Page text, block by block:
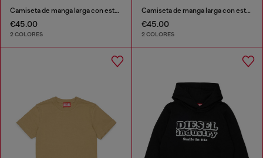
Camiseta de manga larga con estampado Diesel Industry
€45.00
2 COLORES
Camiseta de manga larga con estampado Diesel Industry
€45.00
2 COLORES